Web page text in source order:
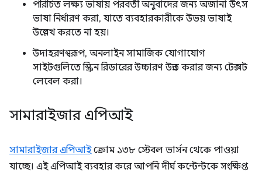
পরিচিত লক্ষ্য ভাষায় পরবর্তী অনুবাদের জন্য অজানা উৎস
ভাষা নির্ধারণ করা, যাতে ব্যবহারকারীকে উভয় ভাষাই
উল্লেখ করতে না হয়।
উদাহরণস্বরূপ, অনলাইন সামাজিক যোগাযোগ
সাইটগুলিতে স্ক্রিন রিডারের উচ্চারণ উন্নত করার জন্য টেক্সট
লেবেল করা।
সামারাইজার এপিআই
সামারাইজার এপিআইক্রোম ১৩৮ স্টেবল ভার্সন থেকে পাওয়া
যাচ্ছে। এই এপিআই ব্যবহার করে আপনি দীর্ঘ কন্টেন্টকে সংক্ষিপ্ত